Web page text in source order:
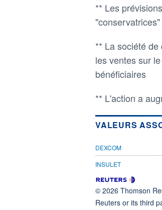
** Les
** La société
les ventes sur
bénéficiaires
** L'action a
VALEURS
DEXCOM
INSULET
© 2026 Thomson
Reuters or its third